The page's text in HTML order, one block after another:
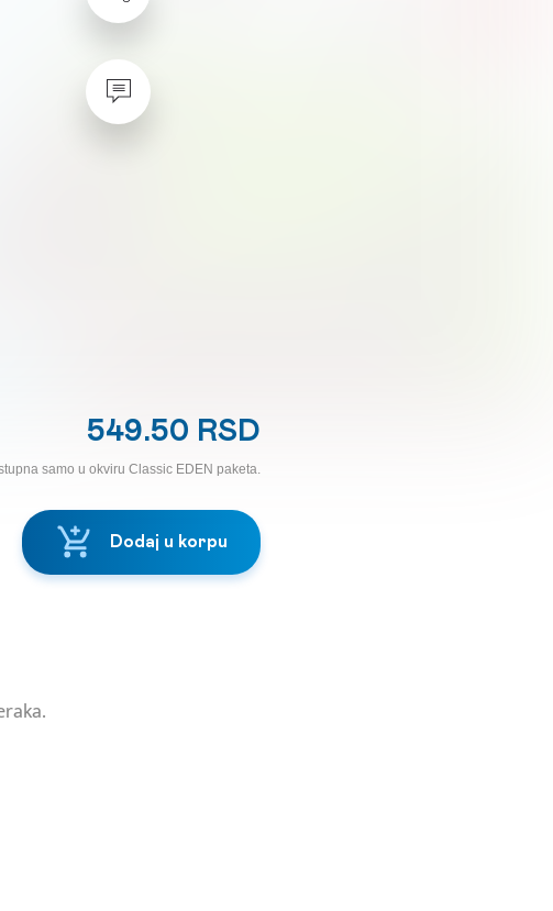
549.50 RSD
samo u okviru Classic EDEN paketa.
Dodaj u korpu